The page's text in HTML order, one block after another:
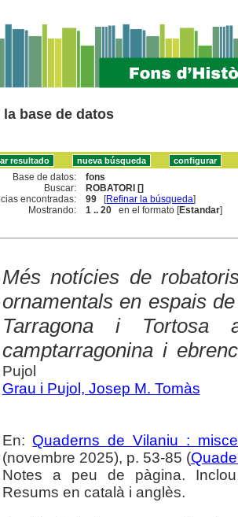
base de datos
Base de datos:
fons
Buscar:
ROBATORI []
encontradas:
99 [Refinar la búsqueda]
Mostrando:
1 .. 20 en el formato [Estandar]
Més notícies de
ornamentals en espais
Tarragona i Tortosa
camptarragonina i
Pujol
Grau i Pujol, Josep M. Tomàs
En: Quaderns de Vilaniu :
(novembre 2025), p. 53-85 (
Notes a peu de pàgina. Inclou
Resums en català i anglès.